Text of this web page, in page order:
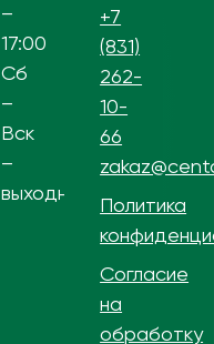
–
17:00
Сб
–
Вск
–
выходной
+7
(831)
262-
10-
66
Политика
Согласие
на
обработку